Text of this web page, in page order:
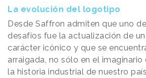
La evolución del logotipo
Desde Saffron admiten que uno
desafíos fue la actualización de
carácter icónico y que se
arraigada, no sólo en el
la historia industrial de nuestro